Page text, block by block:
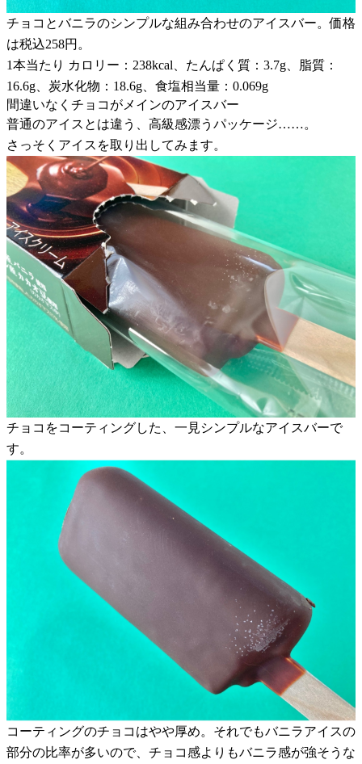
チョコとバニラのシンプルな組み合わせのアイスバー。価格
は税込258円。
1本当たり カロリー：238kcal、たんぱく質：3.7g、脂質：
16.6g、炭水化物：18.6g、食塩相当量：0.069g
間違いなくチョコがメインのアイスバー
普通のアイスとは違う、高級感漂うパッケージ……。
さっそくアイスを取り出してみます。
チョコをコーティングした、一見シンプルなアイスバーで
す。
コーティングのチョコはやや厚め。それでもバニラアイスの
部分の比率が多いので、チョコ感よりもバニラ感が強そうな